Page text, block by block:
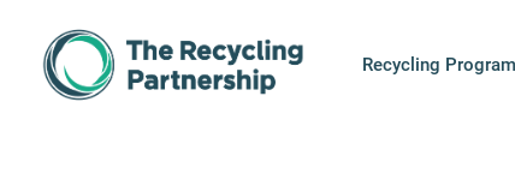
Terms of Use
Recycling